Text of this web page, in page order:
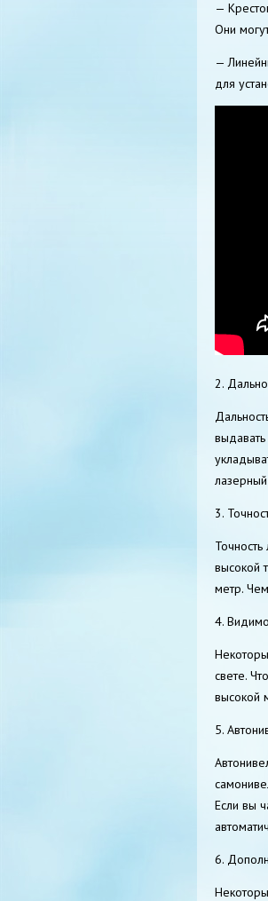
—
Они
—
для
2.
3.
высокой
метр.
4.
свете.
высокой
5.
Если вы
6.